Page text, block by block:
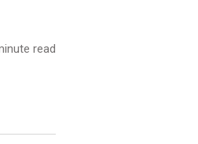
read